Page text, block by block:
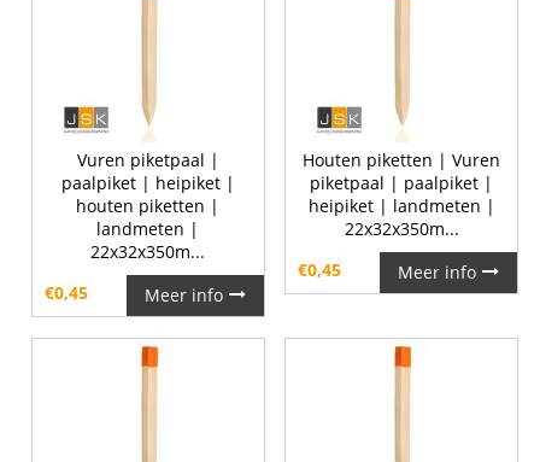
Vuren piketpaal |
paalpiket | heipiket |
houten piketten |
landmeten |
22x32x350m...
€0,45 Meer info
Houten piketten | Vuren
piketpaal | paalpiket |
heipiket | landmeten |
22x32x350m...
€0,45 Meer info